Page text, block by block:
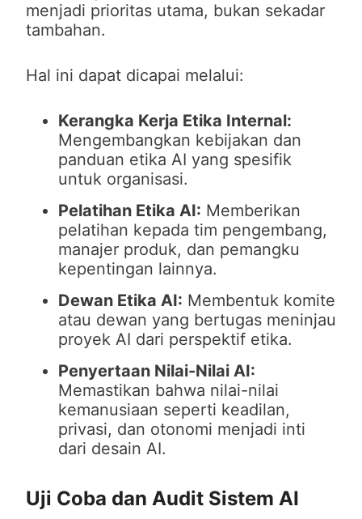
menjadi prioritas utama, bukan sekadar
tambahan.
Hal ini dapat dicapai melalui:
Kerangka Kerja Etika Internal:
Mengembangkan kebijakan dan
panduan etika AI yang spesifik
untuk organisasi.
Pelatihan Etika AI: Memberikan
pelatihan kepada tim pengembang,
manajer produk, dan pemangku
kepentingan lainnya.
Dewan Etika AI: Membentuk komite
atau dewan yang bertugas meninjau
proyek AI dari perspektif etika.
Penyertaan Nilai-Nilai AI:
Memastikan bahwa nilai-nilai
kemanusiaan seperti keadilan,
privasi, dan otonomi menjadi inti
dari desain AI.
Uji Coba dan Audit Sistem AI